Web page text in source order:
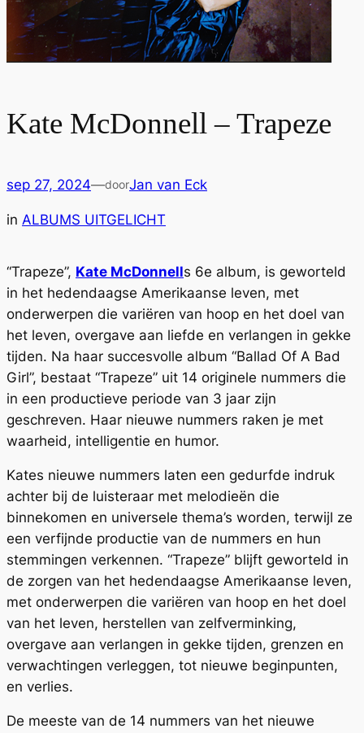
Kate McDonnell – Trapeze
sep 27, 2024—doorJan van Eck
in ALBUMS UITGELICHT
“Trapeze”, Kate McDonnells 6e album, is geworteld
in het hedendaagse Amerikaanse leven, met
onderwerpen die variëren van hoop en het doel van
het leven, overgave aan liefde en verlangen in gekke
tijden. Na haar succesvolle album “Ballad Of A Bad
Girl”, bestaat “Trapeze” uit 14 originele nummers die
in een productieve periode van 3 jaar zijn
geschreven. Haar nieuwe nummers raken je met
waarheid, intelligentie en humor.
Kates nieuwe nummers laten een gedurfde indruk
achter bij de luisteraar met melodieën die
binnekomen en universele thema’s worden, terwijl ze
een verfijnde productie van de nummers en hun
stemmingen verkennen. “Trapeze” blijft geworteld in
de zorgen van het hedendaagse Amerikaanse leven,
met onderwerpen die variëren van hoop en het doel
van het leven, herstellen van zelfverminking,
overgave aan verlangen in gekke tijden, grenzen en
verwachtingen verleggen, tot nieuwe beginpunten,
en verlies.
De meeste van de 14 nummers van het nieuwe